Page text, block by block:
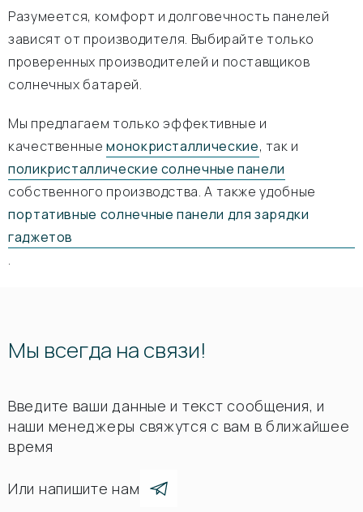
Разумеется, комфорт и долговечность панелей
зависят от производителя. Выбирайте только
проверенных производителей и поставщиков
солнечных батарей.
Мы предлагаем только эффективные и
качественныемонокристаллические, так и
поликристаллические солнечные панели
собственного производства. А также удобные
портативные солнечные панели для зарядки
гаджетов
.
Мы всегда на связи!
Введите ваши данные и текст сообщения, и
наши менеджеры свяжутся с вам в ближайшее
время
Или напишите нам